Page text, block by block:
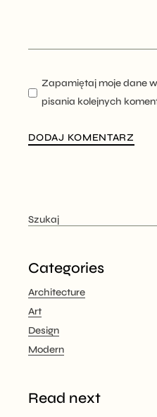
Zapamiętaj moje dane
pisania kolejnych
DODAJ KOMENTARZ
Categories
Architecture
Art
Design
Modern
Read next